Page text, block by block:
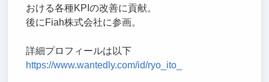
おける各種KPIの改善に貢献。
後にFiah株式会社に参画。
詳細プロフィールは以下
https://www.wantedly.com/id/ryo_ito_